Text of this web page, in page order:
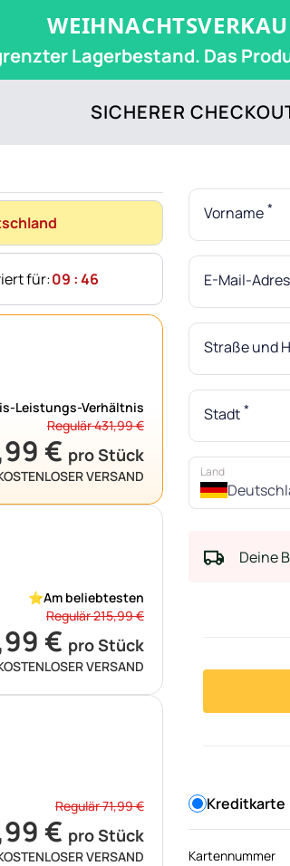
Lagerbestand. Das
SICHERER
für:09 : 46
Regulär 71,99 €
€ pro Stück
VERSAND
⭐Am beliebtesten
Regulär 215,99 €
€ pro Stück
VERSAND
Leistungs-Verhältnis
Regulär 431,99 €
€ pro Stück
VERSAND
Vorname *
E-Mail-
Straße und
Stadt *
Land
Deine
Kreditkarte
Kartennummer